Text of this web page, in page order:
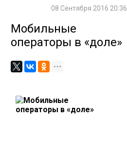
08 Сентября 2016 20:36
Мобильные
операторы в «доле»